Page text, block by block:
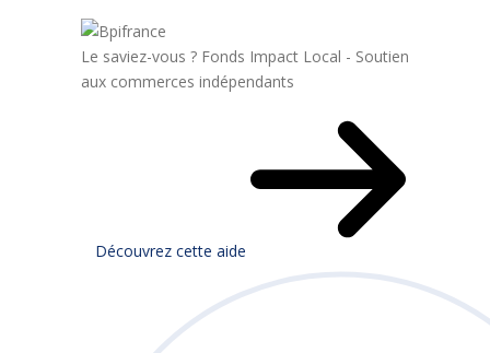
Le saviez-vous ? Fonds Impact Local - Soutien
aux commerces indépendants
Découvrez cette aide